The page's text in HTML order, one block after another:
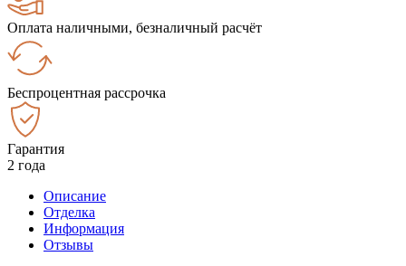
Оплата наличными, безналичный расчёт
Беспроцентная рассрочка
Гарантия
2 года
Описание
Отделка
Информация
Отзывы